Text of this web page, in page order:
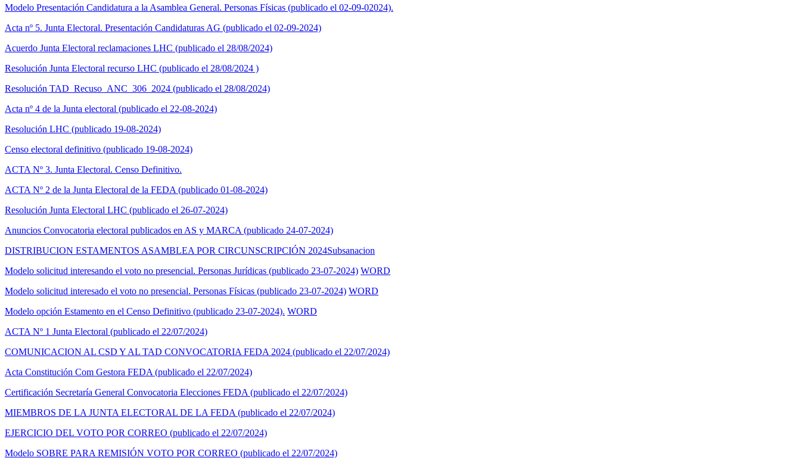
Modelo Presentación Candidatura a la Asamblea General. Personas Físicas (publicado el 02-09-02024).
Acta nº 5. Junta Electoral. Presentación Candidaturas AG (publicado el 02-09-2024)
Acuerdo Junta Electoral reclamaciones LHC (publicado el 28/08/2024)
Resolución Junta Electoral recurso LHC (publicado el 28/08/2024 )
Resolución TAD_Recuso_ANC_306_2024 (publicado el 28/08/2024)
Acta nº 4 de la Junta electoral (publicado el 22-08-2024)
Resolución LHC (publicado 19-08-2024)
Censo electoral definitivo (publicado 19-08-2024)
ACTA Nº 3. Junta Electoral. Censo Definitivo.
ACTA Nº 2 de la Junta Electoral de la FEDA (publicado 01-08-2024)
Resolución Junta Electoral LHC (publicado el 26-07-2024)
Anuncios Convocatoria electoral publicados en AS y MARCA (publicado 24-07-2024)
DISTRIBUCION ESTAMENTOS ASAMBLEA POR CIRCUNSCRIPCIÓN 2024Subsanacion
Modelo solicitud interesando el voto no presencial. Personas Jurídicas (publicado 23-07-2024) WORD
Modelo solicitud interesado el voto no presencial. Personas Físicas (publicado 23-07-2024) WORD
Modelo opción Estamento en el Censo Definitivo (publicado 23-07-2024). WORD
ACTA Nº 1 Junta Electoral (publicado el 22/07/2024)
COMUNICACION AL CSD Y AL TAD CONVOCATORIA FEDA 2024 (publicado el 22/07/2024)
Acta Constitución Com Gestora FEDA (publicado el 22/07/2024)
Certificación Secretaría General Convocatoria Elecciones FEDA (publicado el 22/07/2024)
MIEMBROS DE LA JUNTA ELECTORAL DE LA FEDA (publicado el 22/07/2024)
EJERCICIO DEL VOTO POR CORREO (publicado el 22/07/2024)
Modelo SOBRE PARA REMISIÓN VOTO POR CORREO (publicado el 22/07/2024)